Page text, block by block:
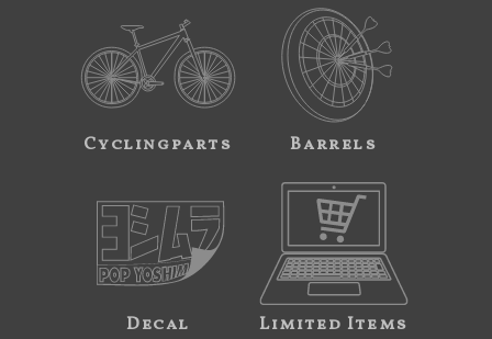
Cyclingparts Barrels
Decal Limited Items